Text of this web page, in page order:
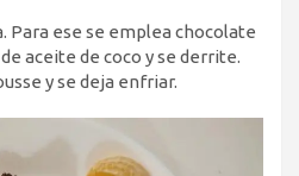
Para ese se emplea chocolate
aceite de coco y se derrite.
y se deja enfriar.